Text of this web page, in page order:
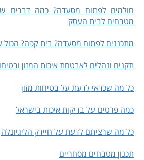
חולמים לפתוח מסעדה? כמה דברים
מטבחים לבית העסק
מתכננים לפתוח מסעדה? בית קפה? הכול
תקנים ונהלים לאבטחת איכות המזון
כל מה שכדאי לדעת על בטיחות מזון
כמה פרטים על בדיקות איכות בישראל
כל מה שרציתם לדעת על חיידק הליגיונלה
תכנון מטבחים מסחריים